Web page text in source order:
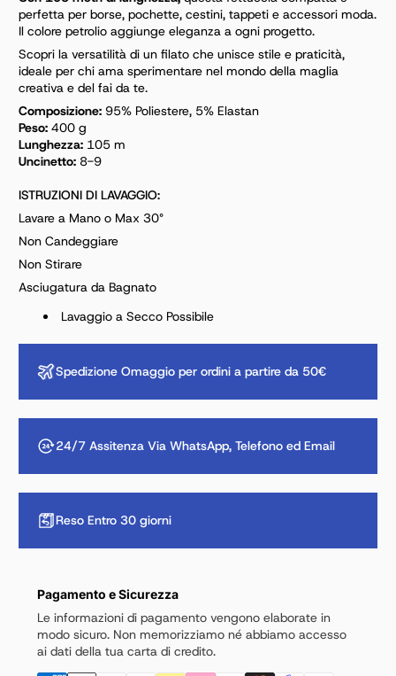
perfetta per borse, pochette, cestini, tappeti e accessori moda.
Il colore petrolio aggiunge eleganza a ogni progetto.
Scopri la versatilità di un filato che unisce stile e praticità,
ideale per chi ama sperimentare nel mondo della maglia
creativa e del fai da te.
Composizione: 95% Poliestere, 5% Elastan
Peso: 400 g
Lunghezza: 105 m
Uncinetto: 8-9
ISTRUZIONI DI LAVAGGIO:
Lavare a Mano o Max 30°
Non Candeggiare
Non Stirare
Asciugatura da Bagnato
Lavaggio a Secco Possibile
Spedizione Omaggio per ordini a partire da 50€
24/7 Assitenza Via WhatsApp, Telefono ed Email
Reso Entro 30 giorni
Pagamento e Sicurezza
Le informazioni di pagamento vengono elaborate in
modo sicuro. Non memorizziamo né abbiamo accesso
ai dati della tua carta di credito.